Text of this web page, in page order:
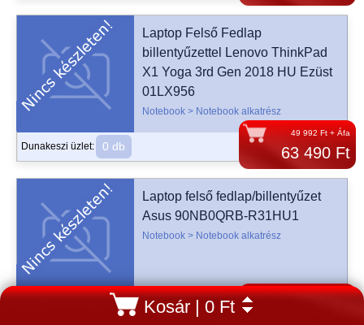
49 992 Ft + Áfa
63 490 Ft
Laptop Felső Fedlap
billentyűzettel Lenovo ThinkPad
X1 Yoga 3rd Gen 2018 HU Ezüst
01LX956
Notebook > Notebook alkatrész
Dunakeszi üzlet: 0 db
30 701 Ft + Áfa
Laptop felső fedlap/billentyűzet
Asus 90NB0QRB-R31HU1
Notebook > Notebook alkatrész
0 db Kosár | 0 Ft